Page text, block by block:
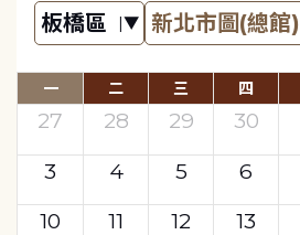
一 二 三 四
27 28 29 30
3
4 5 6
10
11 12 13